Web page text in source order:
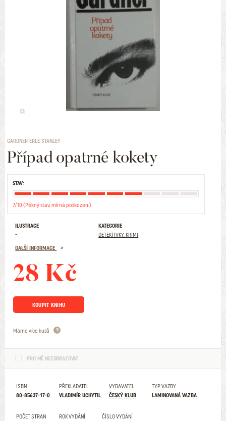
GARDNER ERLE STANLEY
Případ opatrné kokety
STAV:
7/10 (Pěkný stav, mírná poškození)
ILUSTRACE
-
KATEGORIE
DETEKTIVKY. KRIMI
DALŠÍ INFORMACE
28 Kč
KOUPIT KNIHU
Máme více kusů
PRO MĚ NEZOBRAZOVAT
ISBN
80-85637-17-0
PŘEKLADATEL
VLADIMÍR UCHYTIL
VYDAVATEL
ČESKÝ KLUB
TYP VAZBY
LAMINOVANÁ VAZBA
POČET STRAN
ROK VYDÁNÍ
ČÍSLO VYDÁNÍ